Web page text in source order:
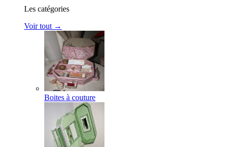
Les catégories
Voir tout →
Boites à couture